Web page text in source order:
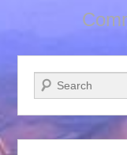
Recherche